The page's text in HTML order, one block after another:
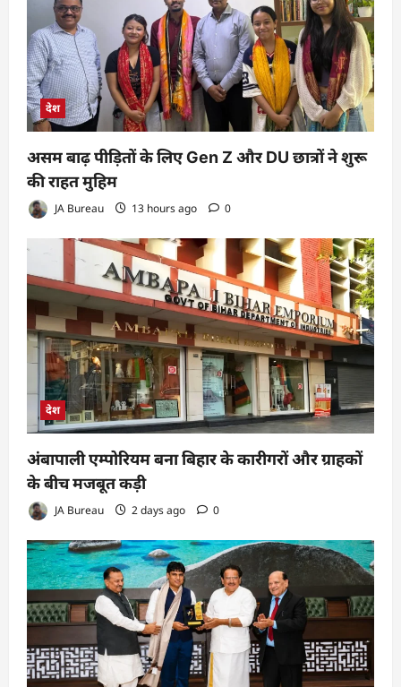
देश
असम बाढ़ पीड़ितों के लिए Gen Z और DU छात्रों ने शुरू
की राहत मुहिम
JA Bureau 13 hours ago 0
देश
अंबापाली एम्पोरियम बना बिहार के कारीगरों और ग्राहकों
के बीच मजबूत कड़ी
JA Bureau 2 days ago 0